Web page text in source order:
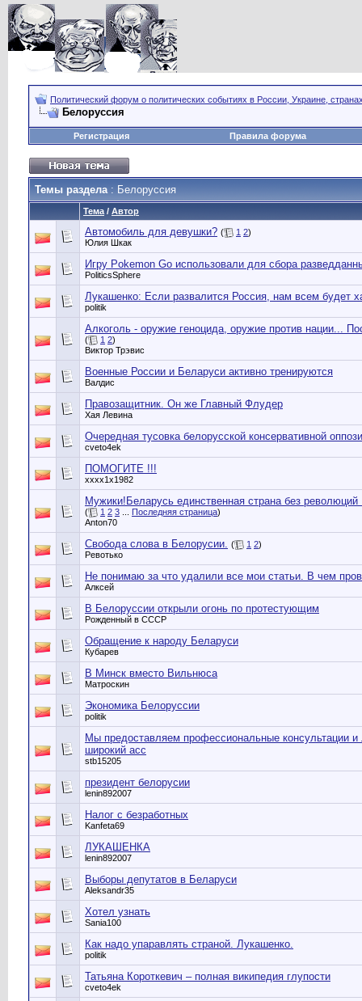
Политический форум о политических событиях в России, Украине,
Белоруссия
Регистрация Правила форума
Темы раздела: Белоруссия
Тема / Автор
Автомобиль для девушки? ( 1 2)
Юлия Шкак
Игру Pokemon Go использовали для сбора
PoliticsSphere
Лукашенко: Если развалится Россия, нам всем будет
politik
Алкоголь - оружие геноцида, оружие против нации...
( 1 2)
Виктор Трэвис
Военные России и Беларуси активно тренируются
Валдис
Правозащитник. Он же Главный Флудер
Хая Левина
Очередная тусовка белорусской консервативной
cveto4ek
ПОМОГИТЕ !!!
xxxx1x1982
Мужики!Беларусь единственная страна без
( 1 2 3 Последняя страница)
Anton70
Свобода слова в Белорусии. ( 1 2)
Ревотько
Не понимаю за что удалили все мои статьи. В чем
Алксей
В Белоруссии открыли огонь по протестующим
Рожденный в СССР
Обращение к народу Беларуси
Кубарев
В Минск вместо Вильнюса
Матроскин
Экономика Белоруссии
politik
Мы предоставляем профессиональные консультации
широкий асс
stb15205
президент белорусии
lenin892007
Налог с безработных
Kanfeta69
ЛУКАШЕНКА
lenin892007
Выборы депутатов в Беларуси
Aleksandr35
Хотел узнать
Sania100
Как надо упаравлять страной. Лукашенко.
politik
Татьяна Короткевич – полная википедия глупости
cveto4ek